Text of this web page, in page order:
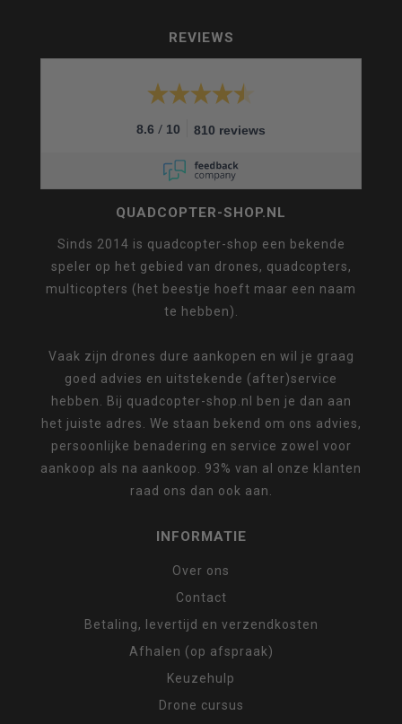
REVIEWS
8.6 / 10 810 reviews
QUADCOPTER-SHOP.NL
Sinds 2014 is quadcopter-shop een bekende
speler op het gebied van drones, quadcopters,
multicopters (het beestje hoeft maar een naam
te hebben).
Vaak zijn drones dure aankopen en wil je graag
goed advies en uitstekende (after)service
hebben. Bij quadcopter-shop.nl ben je dan aan
het juiste adres. We staan bekend om ons advies,
persoonlijke benadering en service zowel voor
aankoop als na aankoop. 93% van al onze klanten
raad ons dan ook aan.
INFORMATIE
Over ons
Contact
Betaling, levertijd en verzendkosten
Afhalen (op afspraak)
Keuzehulp
Drone cursus